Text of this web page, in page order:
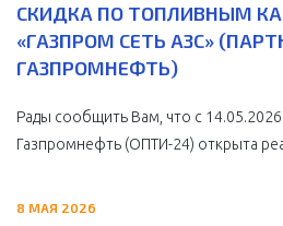
СКИДКА ПО ТОПЛИВНЫМ
«ГАЗПРОМ СЕТЬ АЗС»
ГАЗПРОМНЕФТЬ)
Рады сообщить Вам, что с
Газпромнефть (ОПТИ-24) открыта
8 МАЯ 2026